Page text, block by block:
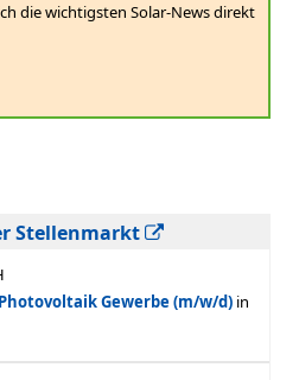
die wichtigsten Solar-News direkt
Stellenmarkt